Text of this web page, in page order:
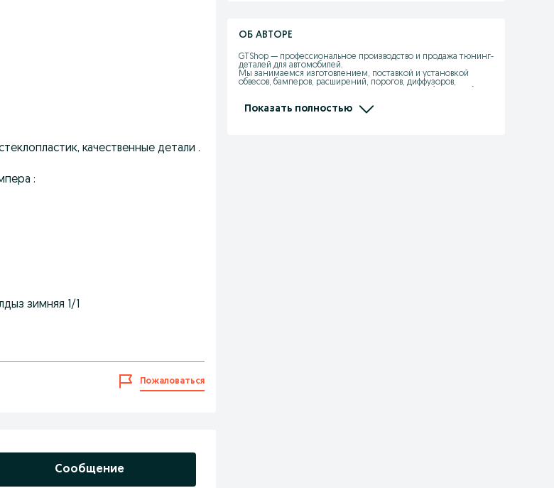
качественные детали .
:
зимняя 1/1
Пожаловаться
Сообщение
ОБ АВТОРЕ
GTShop — профессиональное производство и продажа тюнинг-
деталей для автомобилей.
Мы занимаемся изготовлением, поставкой и установкой
обвесов, бамперов, расширений, порогов, диффузоров,
Работаем более 10 лет, своё производство, свои формы,
Показать полностью